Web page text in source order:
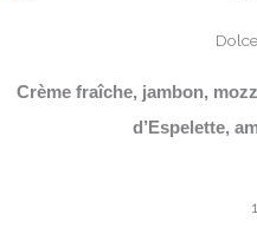
Crème fraîche, jambon,
d’Espelette,